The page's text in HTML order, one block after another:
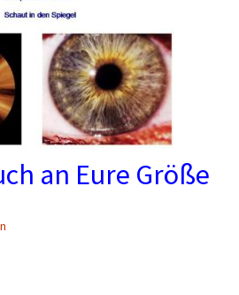
an Eure Größe